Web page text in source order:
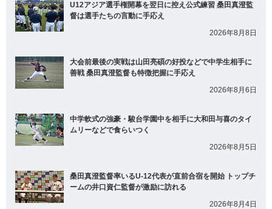
U12アジア選手権開幕を翌日に控え公式練習 桑田真澄監
督は選手たちの言動に手応え
2026年8月8日
大会前最後の実戦は山田亮碩の好投などで中学生相手に
善戦 桑田真澄監督も特徴把握に手応え
2026年8月6日
中学軟式の強豪・駿台学園中を相手に大和田与喜のタイ
ムリーなどで食らいつく
2026年8月5日
桑田真澄監督率いるU-12代表が直前合宿を開始 トップチ
ームの井口資仁監督が激励に訪れる
2026年8月4日